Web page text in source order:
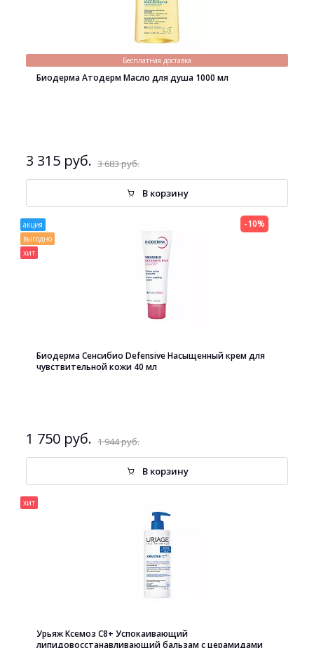
Бесплатная доставка
Биодерма Атодерм Масло для душа 1000 мл
3 315 руб. 3 683 руб.
В корзину
акция
выгодно
хит
Биодерма Сенсибио Defensive Насыщенный крем для
чувствительной кожи 40 мл
1 750 руб. 1 944 руб.
-10%
В корзину
хит
Урьяж Ксемоз С8+ Успокаивающий
липидовосстанавливающий бальзам с церамидами